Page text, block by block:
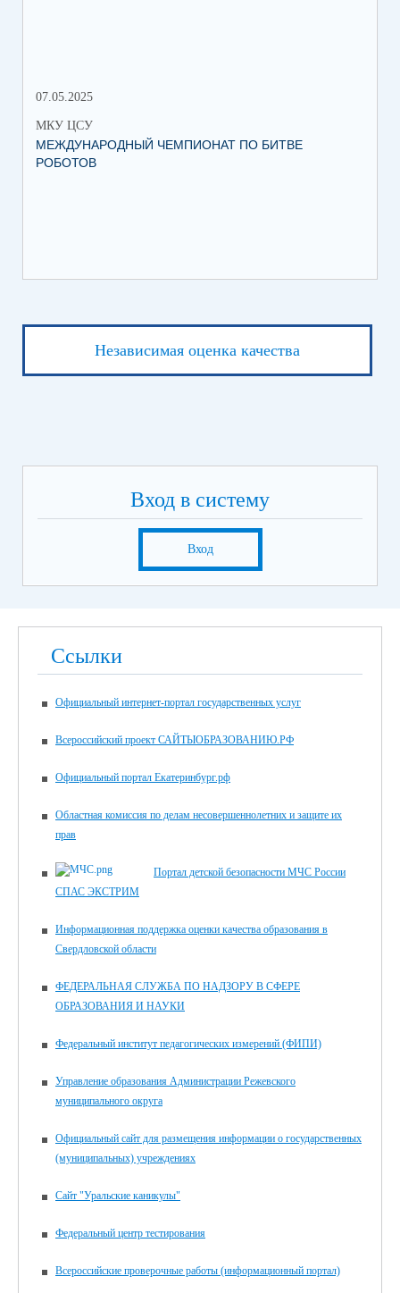
07.05.2025
МКУ ЦСУ
МЕЖДУНАРОДНЫЙ ЧЕМПИОНАТ ПО БИТВЕ
РОБОТОВ
Независимая оценка качества
Вход в систему
Вход
Ссылки
Официальный интернет-портал государственных услуг
Всероссийский проект САЙТЫОБРАЗОВАНИЮ.РФ
Официальный портал Екатеринбург.рф
Областная комиссия по делам несовершеннолетних и защите их
прав
Портал детской безопасности МЧС России
СПАС ЭКСТРИМ
Информационная поддержка оценки качества образования в
Свердловской области
ФЕДЕРАЛЬНАЯ СЛУЖБА ПО НАДЗОРУ В СФЕРЕ
ОБРАЗОВАНИЯ И НАУКИ
Федеральный институт педагогических измерений (ФИПИ)
Управление образования Администрации Режевского
муниципального округа
Официальный сайт для размещения информации о государственных
(муниципальных) учреждениях
Сайт "Уральские каникулы"
Федеральный центр тестирования
Всероссийские проверочные работы (информационный портал)